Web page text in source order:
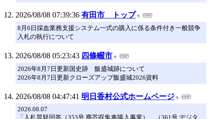
2026/08/08 07:39:36 有田市 トップ
8月6日採血業務支援システム一式の購入に係る条件付き一般競争
入札の執行について
2026/08/08 05:23:43 四條畷市
2026年8月7日更新国史跡 飯盛城跡について
2026年8月7日更新クローズアップ飯盛城2026資料
2026/08/08 04:47:41 明日香村公式ホームページ
2026.08.07
「入札質疑回答（353号 塵芥収集車購入事業）、（361号 デジタ